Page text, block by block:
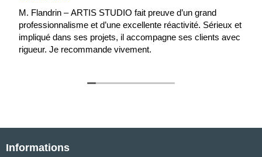
M. Flandrin – ARTIS STUDIO fait preuve d’un grand
professionnalisme et d’une excellente réactivité. Sérieux et
impliqué dans ses projets, il accompagne ses clients avec
rigueur. Je recommande vivement.
Informations